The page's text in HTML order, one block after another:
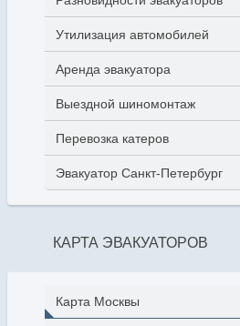
Утилизация автомобилей
Аренда эвакуатора
Выездной шиномонтаж
Перевозка катеров
Эвакуатор Санкт-Петербург
КАРТА ЭВАКУАТОРОВ
Карта Москвы